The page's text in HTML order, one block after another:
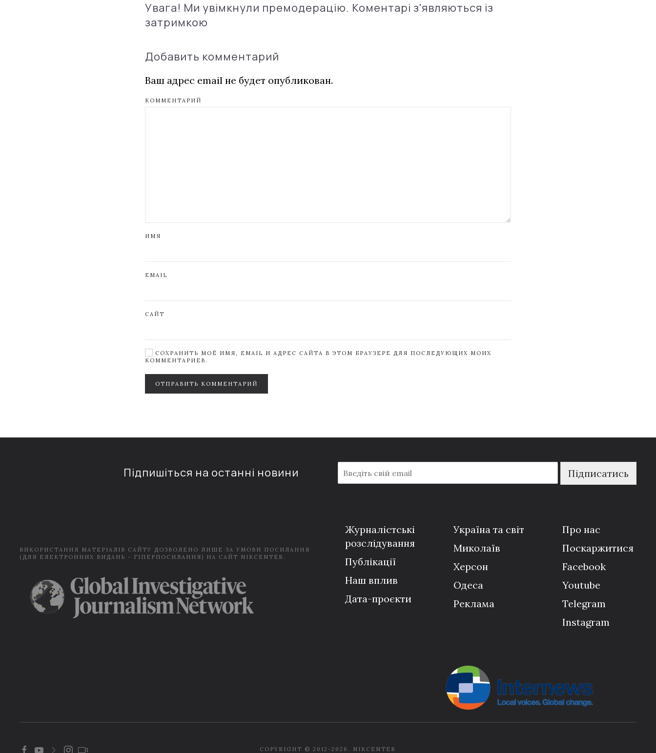
Увага! Ми увімкнули премодерацію. Коментарі з'являються із
затримкою
Добавить комментарий
Ваш адрес email не будет опубликован.
КОММЕНТАРИЙ
ИМЯ
EMAIL
САЙТ
СОХРАНИТЬ МОЁ ИМЯ, EMAIL И АДРЕС САЙТА В ЭТОМ БРАУЗЕРЕ ДЛЯ ПОСЛЕДУЮЩИХ МОИХ
КОММЕНТАРИЕВ.
ОТПРАВИТЬ КОММЕНТАРИЙ
Підпишіться на останні новини
m
a
Підписатись
ВИКОРИСТАННЯ МАТЕРІАЛІВ САЙТУ ДОЗВОЛЕНО ЛИШЕ ЗА УМОВИ ПОСИЛАННЯ
(ДЛЯ ЕЛЕКТРОННИХ ВИДАНЬ - ГІПЕРПОСИЛАННЯ) НА САЙТ NIKCENTER.
Журналістські
розслідування
Публікації
Наш вплив
Дата-проєкти
Україна та світ
Миколаїв
Херсон
Одеса
Реклама
Про нас
Поскаржитися
Facebook
Youtube
Telegram
Instagram
COPYRIGHT © 2012-2026. NIKCENTER